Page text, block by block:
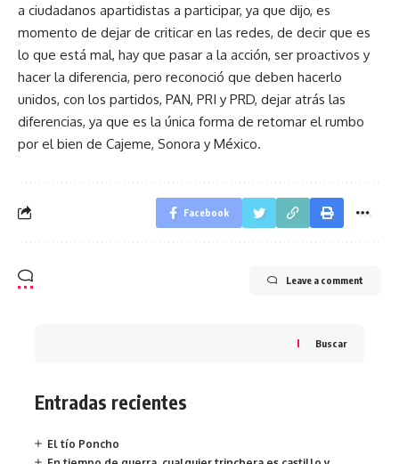
a ciudadanos apartidistas a participar, ya que dijo, es
momento de dejar de criticar en las redes, de decir que es
lo que está mal, hay que pasar a la acción, ser proactivos y
hacer la diferencia, pero reconoció que deben hacerlo
unidos, con los partidos, PAN, PRI y PRD, dejar atrás las
diferencias, ya que es la única forma de retomar el rumbo
por el bien de Cajeme, Sonora y México.
Facebook
Leave a comment
Buscar
Entradas recientes
El tío Poncho